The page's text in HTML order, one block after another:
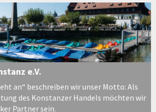
e.V.
an“ beschreiben wir unser Motto: Als
des Konstanzer Handels möchten wir
Partner sein.